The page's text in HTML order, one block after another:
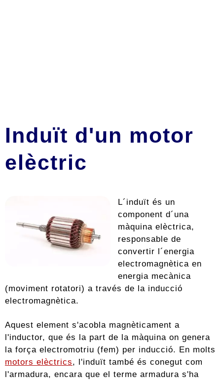
Induït d'un motor
elèctric
L´induït és un
component d´una
màquina elèctrica,
responsable de
convertir l´energia
electromagnètica en
energia mecànica
(moviment rotatori) a través de la inducció
electromagnètica.
Aquest element s'acobla magnèticament a
l'inductor, que és la part de la màquina on genera
la força electromotriu (fem) per inducció. En molts
motors elèctrics, l'induït també és conegut com
l'armadura, encara que el terme armadura s'ha